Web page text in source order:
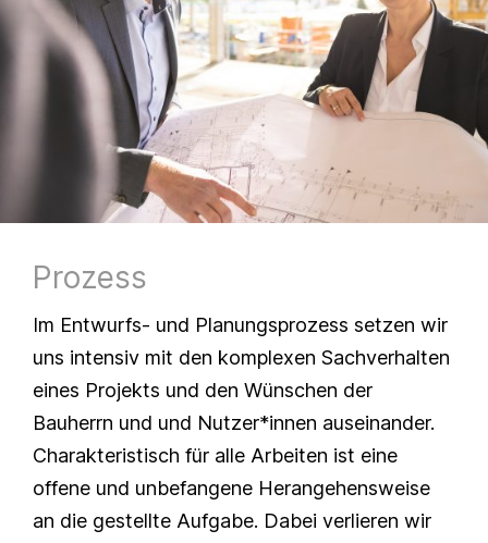
Prozess
Im Entwurfs- und Planungsprozess setzen wir
uns intensiv mit den komplexen Sachverhalten
eines Projekts und den Wünschen der
Bauherrn und und Nutzer*innen auseinander.
Charakteristisch für alle Arbeiten ist eine
offene und unbefangene Herangehensweise
an die gestellte Aufgabe. Dabei verlieren wir